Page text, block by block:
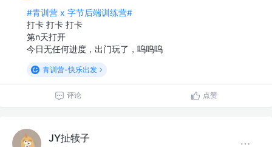
#青训营 x 字节后端训练营#
打卡 打卡 打卡
第n天打开
今日无任何进度，出门玩了，呜呜呜
青训营-快乐出发
评论 点赞
JY扯犊子